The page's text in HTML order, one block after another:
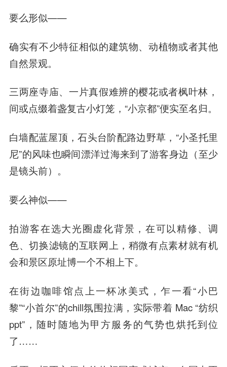
要么形似——
确实有不少特征相似的建筑物、动植物或者其他
自然景观。
三两座寺庙、一片真假难辨的樱花或者枫叶林，
间或点缀着盏复古小灯笼，“小京都”便实至名归。
白墙配蓝屋顶，石头台阶配路边野草，“小圣托里
尼”的风味也瞬间漂洋过海来到了游客身边（至少
是镜头前）。
要么神似——
拍游客在选大光圈虚化背景，在可以精修、调
色、切换滤镜的互联网上，稍微有点素材就有机
会和景区原址博一个不相上下。
在街边咖啡馆点上一杯冰美式，乍一看“小巴
黎”“小首尔”的chill氛围拉满，实际带着 Mac “纺织
ppt”，随时随地为甲方服务的气势也烘托到位
了……